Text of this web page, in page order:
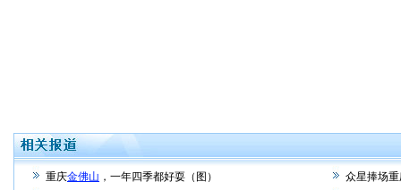
重庆金佛山 ，一年四季都好耍（图）
众星捧场